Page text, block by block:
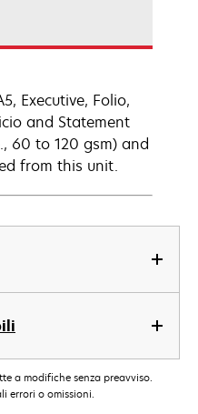
Executive, Folio,
and Statement
60 to 120 gsm) and
from this unit.
a modifiche senza preavviso.
errori o omissioni.